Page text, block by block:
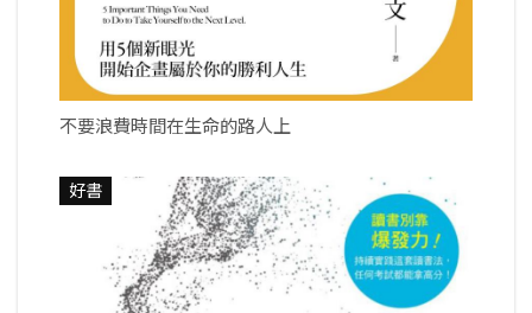
不要浪費時間在生命的路人上
好書